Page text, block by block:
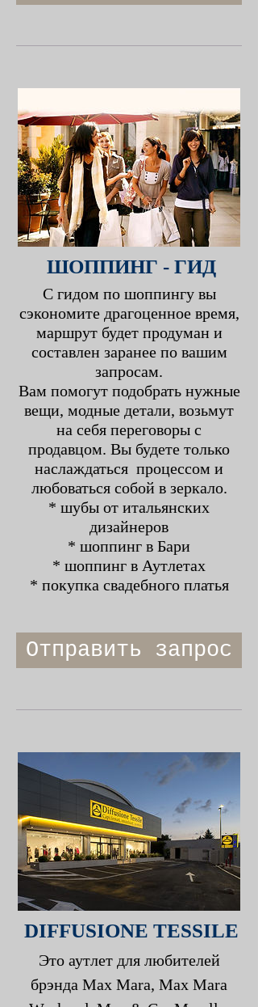
ШОППИНГ - ГИД
С гидом по шоппингу вы
сэкономите драгоценное время,
маршрут будет продуман и
составлен заранее по вашим
запросам.
Вам помогут подобрать нужные
вещи, модные детали, возьмут
на себя переговоры с
продавцом. Вы будете только
наслаждаться процессом и
любоваться собой в зеркало.
* шубы от итальянских
дизайнеров
* шоппинг в Бари
* шоппинг в Аутлетах
* покупка свадебного платья
Отправить запрос
DIFFUSIONE TESSILE
Это аутлет для любителей
брэнда Max Mara, Max Mara